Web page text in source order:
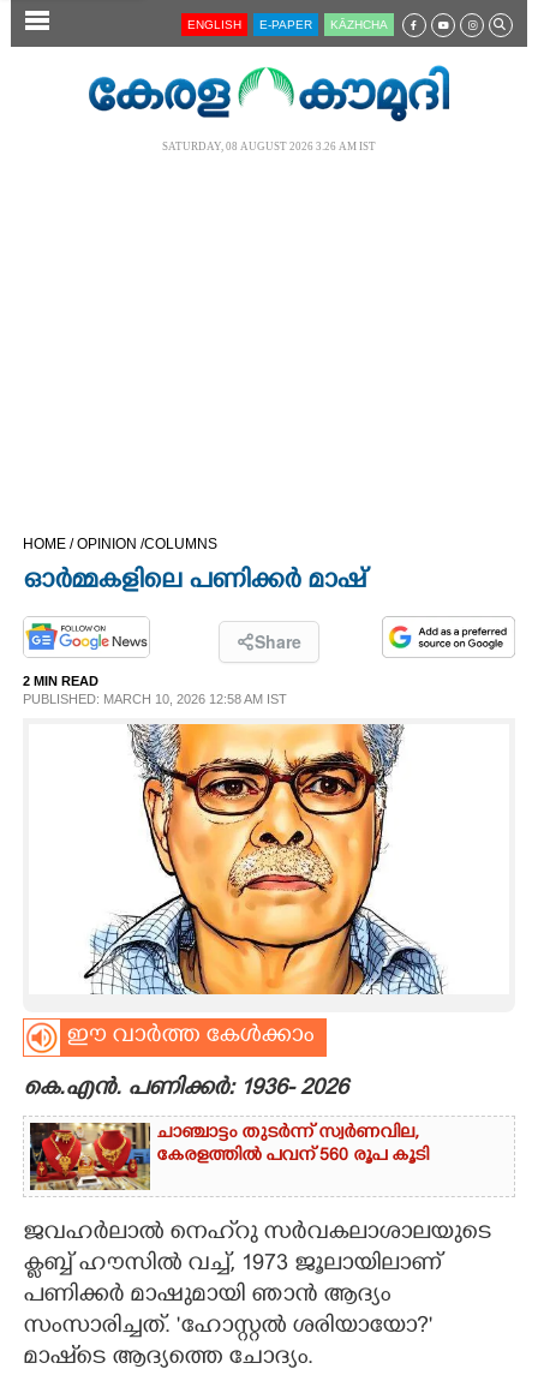
SECTIONS
OPINION
PHOTOS
ASTRO
CARTOONS
LITERATURE
ZOOM
CONTACT US
ENGLISH E-PAPER KĀZHCHA
SATURDAY, 08 AUGUST 2026 3.26 AM IST
HOME /OPINION /COLUMNS
ഓർമ്മകളിലെ പണിക്കർ മാഷ്
Share
2 MIN READ
PUBLISHED: MARCH 10, 2026 12:58 AM IST
ഈ വാർത്ത കേൾക്കാം
കെ.എൻ. പണിക്കർ: 1936- 2026
ചാഞ്ചാട്ടം തുടർന്ന് സ്വർണവില,
കേരളത്തിൽ പവന് 560 രൂപ കൂടി
ജവഹർലാൽ നെഹ്‌റു സർവകലാശാലയുടെ
ക്ലബ്ബ് ഹൗസിൽ വച്ച്,​ 1973 ജൂലായിലാണ്
പണിക്കർ മാഷുമായി ഞാൻ ആദ്യം
സംസാരിച്ചത്. 'ഹോസ്റ്റൽ ശരിയായോ?"
മാഷ്ടെ ആദ്യത്തെ ചോദ്യം.